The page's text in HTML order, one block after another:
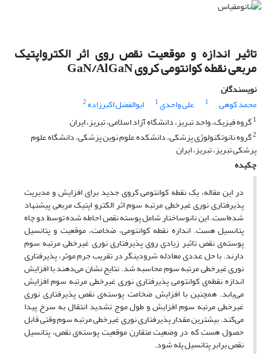
تاثیر اندازه و موقعیت نقص روی اثر الکترواپتیک
مربعی نقطه کوانتومی کروی GaN/AlGaN
نویسندگان
محمد کوهی
1 علی واحدی1 ابوالفضل اکبرزاده2
1گروه فیزیک، واحد تبریز، دانشگاه آزاد اسلامی، تبریز، ایران
2گروه نانوتکنولوژی پزشکی، دانشکده علوم نوین پزشکی، دانشگاه علوم
پزشکی تبریز، تبریز، ایران
چکیده
در این مقاله، یک نقطه کوانتومی کروی جدید برای افزایش و مدیریت
پذیرفتاری نوری غیرخطی مرتبه سوم اثر الکترو اپتیک مربعی پیشنهاد
شده‌است. این نانوساختار شامل پوسته نقص احاطه شده توسط دو چاه
پتانسیل هست. اندازه نقطه کوانتومی، ضخامت، موقعیت و پتانسیل
پوسته‌ی نقص تاثیر زیادی روی پذیرفتاری نوری غیرخطی مرتبه سوم
دارند. با حل عددی معادله شرودینگر در تقریب جرم موثر، پذیرفتاری
نوری غیرخطی مرتبه سوم محاسبه شد. نتایج نشان می‌دهند با افزایش
اندازه نقطه‌ی کوانتومی پذیرفتاری نوری غیرخطی مرتبه سوم افزایش
می‌یابد. همچنین با افزایش ضخامت پوسته‌ی نقص پذیرفتاری نوری
غیرخطی مرتبه سوم افزایش و طول موج تشدید انتقال به سرخ پیدا
می‌کند. بیشترین مقدار پذیرفتاری نوری غیرخطی مرتبه سوم وقتی قابل
حصول هست که در وضعیت متقارن موقعیت پوسته‌ی نقص، پتانسیل
نقص برابر پتانسیل پله شود.